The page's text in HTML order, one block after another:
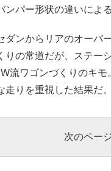
ンパー形状の違いによ
ダンからリアのオーバ
りの常道だが、ステー
流ワゴンづくりのキ
走りを重視した結果だ
次のペー